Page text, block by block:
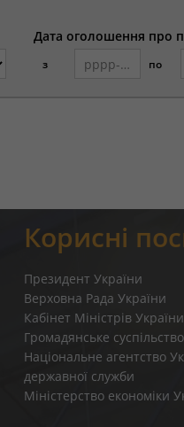
Дата оголошення про
з по
Корисні
Президент України
Верховна Рада України
Кабінет Міністрів України
Громадянське
Національне агентство
державної служби
Міністерство економіки